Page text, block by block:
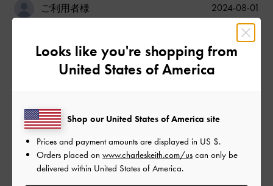
ご利用者様
ピクシープラットフォームミュ
ール
見た目にインパクトがあり、可愛い背の低い人には、最高履き
やすい
サイズ: 37/23.5cm |カラー: ホワイト系
デザイン
開
2024-08-01
Looks like you're shopping from
United States of America
Shop our United States of America site
Prices and payment amounts are displayed in US $.
Orders placed on www.charleskeith.com/us can only be
delivered within United States of America.